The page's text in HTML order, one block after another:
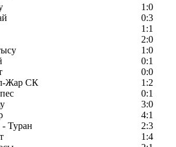
1:0
0:3
1:1
2:0
1:0
0:1
0:0
Жар СК
1:2
0:1
3:0
4:1
Туран
2:3
1:4